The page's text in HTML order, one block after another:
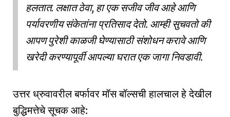
हलतात. लक्षात ठेवा, हा एक सजीव जीव आहे आणि
पर्यावरणीय संकेतांना प्रतिसाद देतो. आम्ही सुचवतो की
आपण पुरेशी काळजी घेण्यासाठी संशोधन करावे आणि
खरेदी करण्यापूर्वी आपल्या घरात एक जागा निवडावी.
उत्तर ध्रुवावरील बर्फावर मॉस बॉल्सची हालचाल हे देखील
बुद्धिमत्तेचे सूचक आहे: